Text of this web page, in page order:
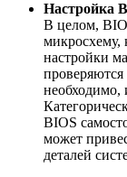
Настройка
В целом,
микросхему,
настройки
проверяются
необходимо,
BIOS
может
деталей